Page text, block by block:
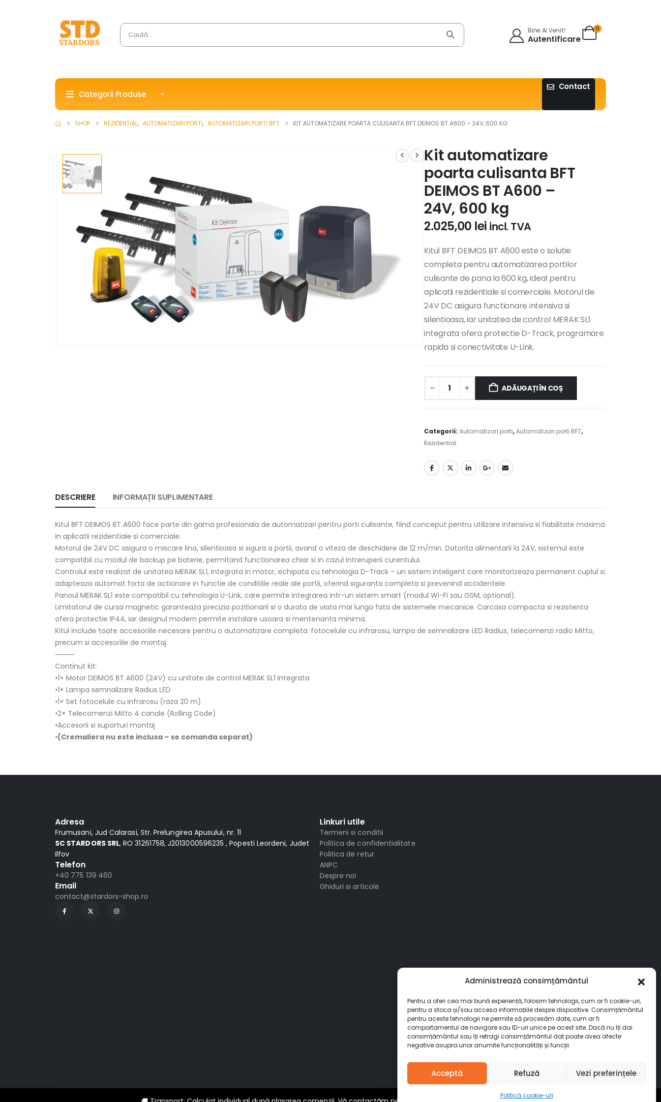
Administrează consimțământul
Pentru a oferi cea mai bună experiență, folosim tehnologii, cum ar fi cookie-uri,
pentru a stoca și/sau accesa informațiile despre dispozitive. Consimțământul
pentru aceste tehnologii ne permite să procesăm date, cum ar fi
comportamentul de navigare sau ID-uri unice pe acest site. Dacă nu îți dai
consimțământul sau îți retragi consimțământul dat poate avea afecte
negative asupra unor anumite funcționalități și funcții.
Acceptă Refuză Vezi preferințele
Politică cookie-uri
Bine Ai Venit!
Autentificare
0
Categorii Produse
Contact
SHOP REZIDENTIAL, AUTOMATIZARI PORTI, AUTOMATIZARI PORTI BFT KIT AUTOMATIZARE POARTA CULISANTA BFT DEIMOS BT A600 – 24V, 600 KG
Kit automatizare
poarta culisanta BFT
DEIMOS BT A600 –
24V, 600 kg
2.025,00 lei incl. TVA
Kitul BFT DEIMOS BT A600 este o solutie
completa pentru automatizarea portilor
culisante de pana la 600 kg, ideal pentru
aplicatii rezidentiale si comerciale. Motorul de
24V DC asigura functionare intensiva si
silentioasa, iar unitatea de control MERAK SL1
integrata ofera protectie D-Track, programare
rapida si conectivitate U-Link.
ADĂUGAȚI ÎN COȘ
Alternative:
Categorii:Automatizari porti,Automatizari porti BFT,
Rezidential
DESCRIERE INFORMAȚII SUPLIMENTARE
Kitul BFT DEIMOS BT A600 face parte din gama profesionala de automatizari pentru porti culisante, fiind conceput pentru utilizare intensiva si fiabilitate maxima
in aplicatii rezidentiale si comerciale.
Motorul de 24V DC asigura o miscare lina, silentioasa si sigura a portii, avand o viteza de deschidere de 12 m/min. Datorita alimentarii la 24V, sistemul este
compatibil cu modul de backup pe baterie, permitand functionarea chiar si in cazul intreruperii curentului.
Controlul este realizat de unitatea MERAK SL1, integrata in motor, echipata cu tehnologia D-Track – un sistem inteligent care monitorizeaza permanent cuplul si
adapteaza automat forta de actionare in functie de conditiile reale ale portii, oferind siguranta completa si prevenind accidentele.
Panoul MERAK SL1 este compatibil cu tehnologia U-Link, care permite integrarea intr-un sistem smart (modul Wi-Fi sau GSM, optional).
Limitatorul de cursa magnetic garanteaza precizia pozitionarii si o durata de viata mai lunga fata de sistemele mecanice. Carcasa compacta si rezistenta
ofera protectie IP44, iar designul modern permite instalare usoara si mentenanta minima.
Kitul include toate accesoriile necesare pentru o automatizare completa: fotocelule cu infrarosu, lampa de semnalizare LED Radius, telecomenzi radio Mitto,
precum si accesoriile de montaj.
⸻
Continut kit:
•1× Motor DEIMOS BT A600 (24V) cu unitate de control MERAK SL1 integrata
•1× Lampa semnalizare Radius LED
•1× Set fotocelule cu infrarosu (raza 20 m)
•2× Telecomenzi Mitto 4 canale (Rolling Code)
•Accesorii si suporturi montaj
•(Cremaliera nu este inclusa – se comanda separat)
Adresa
Frumusani, Jud Calarasi, Str. Prelungirea Apusului, nr. 11
SC STARDORS SRL, RO 31261758, J2013000596235 , Popesti Leordeni, Judet
Ilfov
Telefon
+40 775 139 460
Email
contact@stardors-shop.ro
Linkuri utile
Termeni si conditii
Politica de confidentialitate
Politica de retur
ANPC
Despre noi
Ghiduri si articole